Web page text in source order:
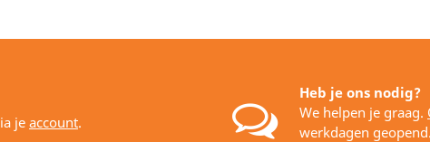
jeaccount.
Heb je ons nodig?
We helpen je graag.
werkdagen geopend.